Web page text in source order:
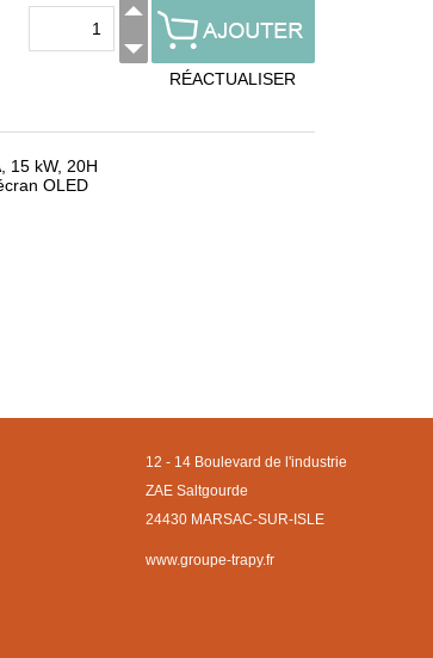
RÉACTUALISER
15 kW, 20H
OLED
12 - 14 Boulevard de l'industrie
ZAE Saltgourde
24430 MARSAC-SUR-ISLE
www.groupe-trapy.fr